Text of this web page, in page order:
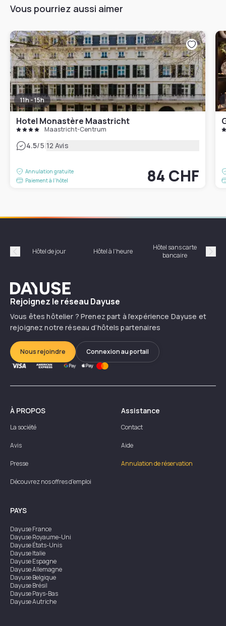
Vous pourriez aussi aimer
11h - 15h
Hotel Monastère Maastricht
Maastricht-Centrum
4.5/5|12 Avis
Annulation gratuite
Paiement à l'hôtel
84 CHF
Précédent
Hôtel de jour Hôtel à l'heure
Hôtel sans carte
bancaire
Dayuse
Rejoignez le réseau Dayuse
Vous êtes hôtelier ? Prenez part à l’expérience Dayuse et
rejoignez notre réseau d’hôtels partenaires
Nous rejoindre Connexion au portail
À PROPOS
La société
Avis
Presse
Découvrez nos offres d'emploi
Assistance
Contact
Aide
Annulation de réservation
PAYS
DayuseFrance
DayuseRoyaume-Uni
DayuseÉtats-Unis
DayuseItalie
DayuseEspagne
DayuseAllemagne
DayuseBelgique
DayuseBrésil
DayusePays-Bas
DayuseAutriche